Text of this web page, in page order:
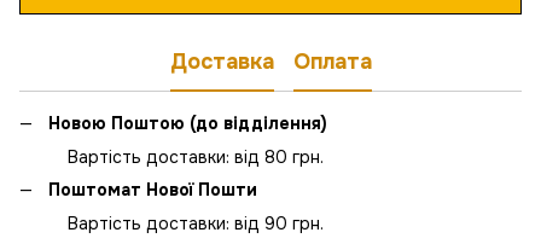
Доставка Оплата
Новою Поштою (до відділення)
Вартість доставки: від 80 грн.
Поштомат Нової Пошти
Вартість доставки: від 90 грн.